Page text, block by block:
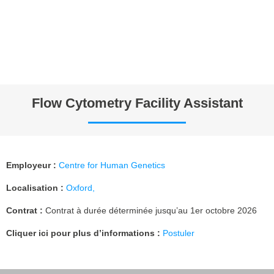
Flow Cytometry Facility Assistant
Employeur : Centre for Human Genetics
Localisation : Oxford,
Contrat : Contrat à durée déterminée jusqu’au 1er octobre 2026
Cliquer ici pour plus d’informations : Postuler